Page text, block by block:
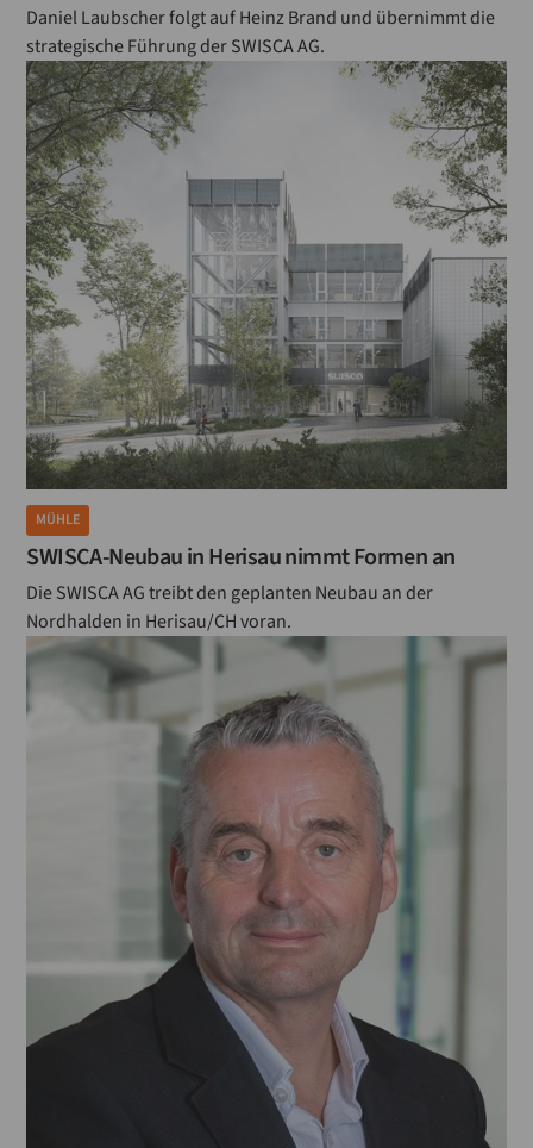
Daniel Laubscher folgt auf Heinz Brand und übernimmt die
strategische Führung der SWISCA AG.
MÜHLE
SWISCA-Neubau in Herisau nimmt Formen an
Die SWISCA AG treibt den geplanten Neubau an der
Nordhalden in Herisau/CH voran.